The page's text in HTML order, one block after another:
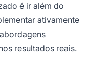
é ir além do
ativamente
resultados reais.